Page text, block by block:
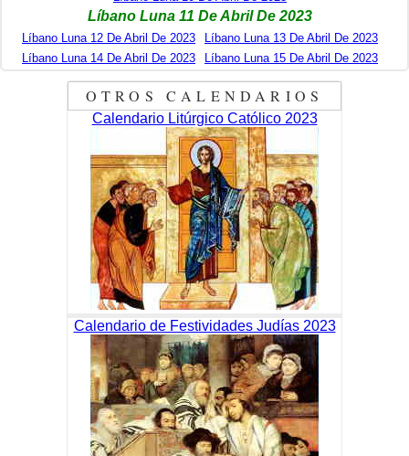
Líbano Luna 11 De Abril De 2023
Líbano Luna 12 De Abril De 2023
Líbano Luna 13 De Abril De 2023
Líbano Luna 14 De Abril De 2023
Líbano Luna 15 De Abril De 2023
OTROS CALENDARIOS
Calendario Litúrgico Católico 2023
Calendario de Festividades Judías 2023